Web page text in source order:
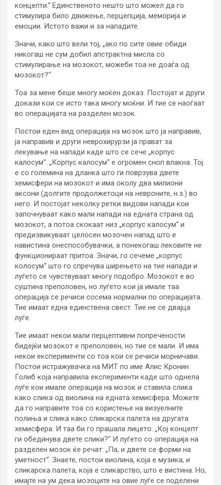
концепти.“ Единственото нешто што можел да го
стимулира било движење, перцепција, меморија и
емоции. Истото важи и за нападите.
Значи, како што вели тој, „ако по сите овие обиди
никогаш не сум добил апстрактна мисла со
стимулирање на мозокот, можеби тоа не доаѓа од
мозокот?“
Тоа за мене беше многу моќен доказ. Постојат и други
докази кои се исто така многу моќни. И тие се наоѓаат
во операцијата на разделен мозок.
Постои еден вид операција на мозок што ја направив,
ја направив и други неврохирурзи ја прават за
лекување на напади каде што се сече „корпус
калосум“. „Корпус калосум“ е огромен сноп влакна. Тој
е со големина на дланка што ги поврзува двете
хемисфери на мозокот и има околу два милиони
аксони (долгите продолжетоци на невроните, н.з.) во
него. И постојат неколку ретки видови напади кои
започнуваат како мали напади на едната страна од
мозокот, а потоа скокаат низ „корпус калосум“ и
предизвикуваат целосен мозочен напад што е
навистина онеспособувачки, а понекогаш лековите не
функционираат притоа. Значи, го сечеме „корпус
колосум“ што го спречува ширењето на тие напади и
луѓето се чувствуваат многу подобро. Мозокот е во
суштина преполовен, но луѓето кои ја имале таа
операција се речиси сосема нормални по операцијата.
Тие имаат една единствена свест. Тие не се двајца
луѓе.
Тие имаат некои мали перцептивни попречености
бидејќи мозокот е преполовен, но тие се мали. И има
некои експерименти со тоа кои се речиси морничави.
Постои истражувачка на МИТ по име Алис Кронин
Голиб која направила експерименти каде што однела
луѓе кои имале операција на мозок и ставила слика
како слика од виолина на едната хемисфера. Можете
да го направите тоа со користење на визуелните
полиња и слика како сликарска палета на другата
хемисфера. И таа би го прашала лицето: „Кој концепт
ги обединува двете слики?“ И луѓето со операција на
разделен мозок ќе речат: „Па, и двете се форми на
уметност“. Знаете, постои виолина, која е музика, и
сликарска палета, која е сликарство, што е вистина. Но,
имајте на ум дека мозоците на овие луѓе се поделени